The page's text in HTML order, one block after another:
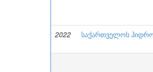
2022
საქართველოს